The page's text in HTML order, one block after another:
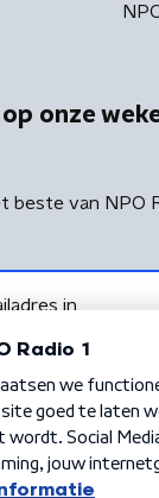
onze
beste van NPO